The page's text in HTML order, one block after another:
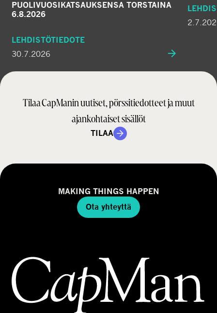
PUOLIVUOSIKATSAUKSENSA TORSTAINA
6.8.2026
LEHDISTÖTIEDOTE
30.7.2026
Tilaa CapManin uutiset, pörssitiedotteet ja muut
ajankohtaiset sisällöt
TILAA
MAKING THINGS HAPPEN
Ota yhteyttä